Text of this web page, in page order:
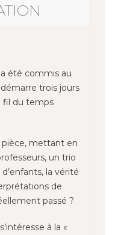
été commis au
trois jours
fil du temps
pièce, mettant en
un trio
la vérité
de
passé ?
à la «